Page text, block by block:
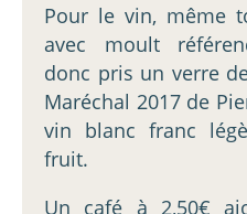
Pour le vin, même
avec moult
donc pris un verre
Maréchal 2017 de
vin blanc franc
fruit.
Un café à 2,50€